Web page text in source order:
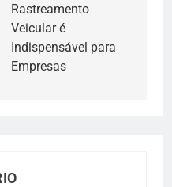
Rastreamento
Veicular é
Indispensável para
Empresas